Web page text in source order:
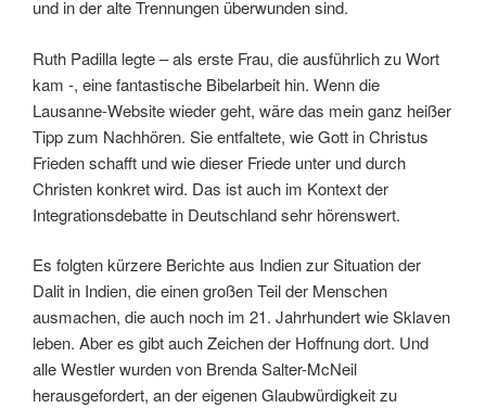
und in der alte Trennungen überwunden sind.
Ruth Padilla legte – als erste Frau, die ausführlich zu Wort
kam -, eine fantastische Bibelarbeit hin. Wenn die
Lausanne-Website wieder geht, wäre das mein ganz heißer
Tipp zum Nachhören. Sie entfaltete, wie Gott in Christus
Frieden schafft und wie dieser Friede unter und durch
Christen konkret wird. Das ist auch im Kontext der
Integrationsdebatte in Deutschland sehr hörenswert.
Es folgten kürzere Berichte aus Indien zur Situation der
Dalit in Indien, die einen großen Teil der Menschen
ausmachen, die auch noch im 21. Jahrhundert wie Sklaven
leben. Aber es gibt auch Zeichen der Hoffnung dort. Und
alle Westler wurden von Brenda Salter-McNeil
herausgefordert, an der eigenen Glaubwürdigkeit zu